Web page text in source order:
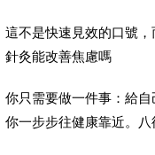
這不是快速見效的口號
針灸能改善焦慮嗎
你只需要做一件事：給
你一步步往健康靠近。